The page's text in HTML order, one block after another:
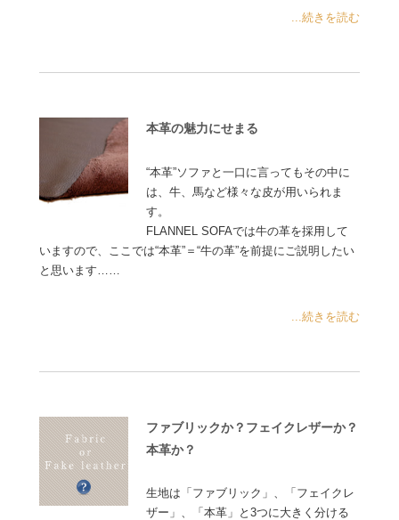
...続きを読む
本革の魅力にせまる
“本革”ソファと一口に言ってもその中に
は、牛、馬など様々な皮が用いられま
す。
FLANNEL SOFAでは牛の革を採用して
いますので、ここでは“本革”＝“牛の革”を前提にご説明したい
と思います……
...続きを読む
ファブリックか？フェイクレザーか？
本革か？
生地は「ファブリック」、「フェイクレ
ザー」、「本革」と3つに大きく分ける